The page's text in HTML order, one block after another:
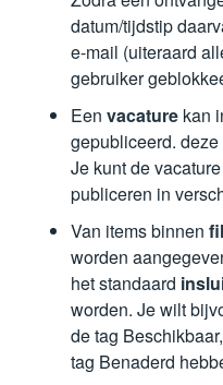
datum/tijdstip
e-mail (uiteraard
gebruiker
Een vacature kan
gepubliceerd.
Je kunt de
publiceren in
Van items binnen
worden
het standaard
worden. Je wilt
de tag
tag Benaderd